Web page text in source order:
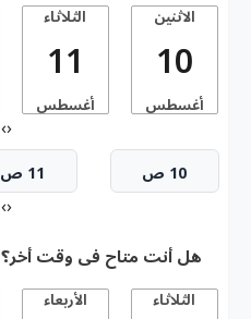
الاثنين
10
أغسطس
الثلاثاء
11
أغسطس
‹
›
10 ص 11 ص
‹
›
هل أنت متاح فى وقت أخر؟
الثلاثاء الأربعاء